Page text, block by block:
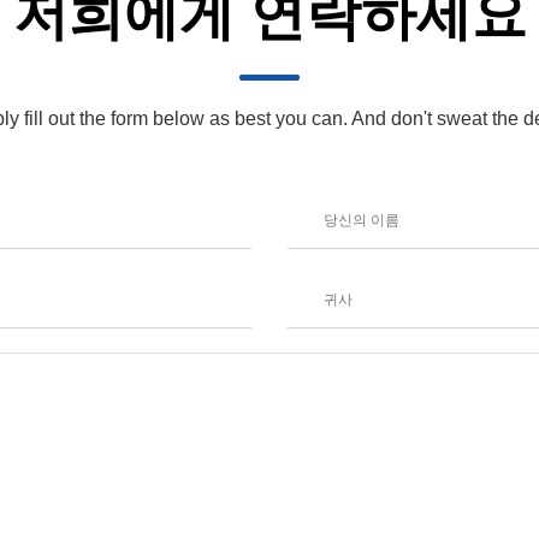
저희에게 연락하세요
fill out the form below as best you can. And don't sweat the